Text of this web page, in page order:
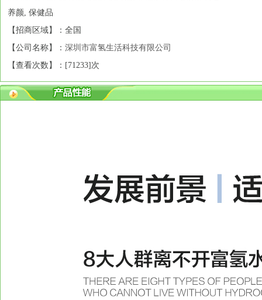
养颜, 保健品
【招商区域】：全国
【公司名称】： 深圳市富氢生活科技有限公司
【查看次数】：[71233]次